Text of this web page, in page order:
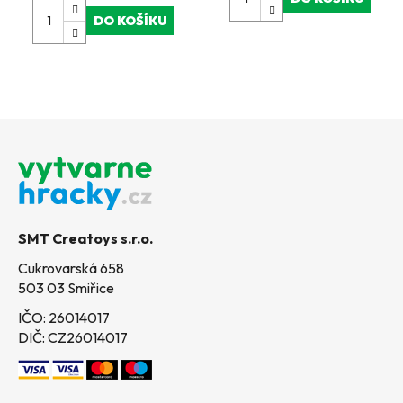
DO KOŠÍKU
SMT Creatoys s.r.o.
Cukrovarská 658
503 03 Smiřice
IČO: 26014017
DIČ: CZ26014017